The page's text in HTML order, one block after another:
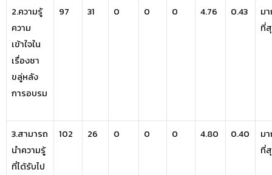
2.ความรู้
ความ
เข้าใจใน
เรื่องชา
ขลู่หลัง
การอบรม
97 31 0 0 0 4.76 0.43
ม
ที่
3.สามารถ
นำความรู้
ที่ได้รับไป
102 26 0 0 0 4.80 0.40
ม
ที่